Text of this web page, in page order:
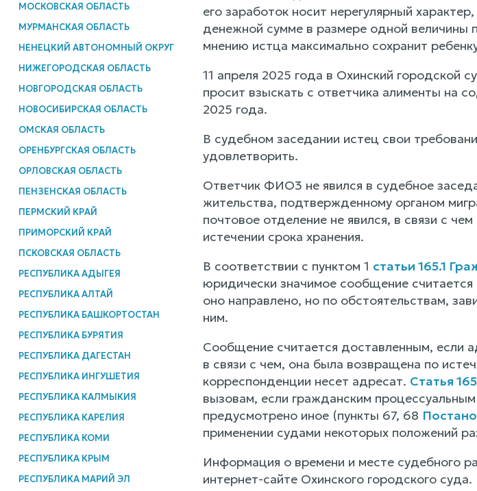
МОСКОВСКАЯ ОБЛАСТЬ
МУРМАНСКАЯ ОБЛАСТЬ
НЕНЕЦКИЙ АВТОНОМНЫЙ ОКРУГ
НИЖЕГОРОДСКАЯ ОБЛАСТЬ
НОВГОРОДСКАЯ ОБЛАСТЬ
НОВОСИБИРСКАЯ ОБЛАСТЬ
ОМСКАЯ ОБЛАСТЬ
ОРЕНБУРГСКАЯ ОБЛАСТЬ
ОРЛОВСКАЯ ОБЛАСТЬ
ПЕНЗЕНСКАЯ ОБЛАСТЬ
ПЕРМСКИЙ КРАЙ
ПРИМОРСКИЙ КРАЙ
ПСКОВСКАЯ ОБЛАСТЬ
РЕСПУБЛИКА АДЫГЕЯ
РЕСПУБЛИКА АЛТАЙ
РЕСПУБЛИКА БАШКОРТОСТАН
РЕСПУБЛИКА БУРЯТИЯ
РЕСПУБЛИКА ДАГЕСТАН
РЕСПУБЛИКА ИНГУШЕТИЯ
РЕСПУБЛИКА КАЛМЫКИЯ
РЕСПУБЛИКА КАРЕЛИЯ
РЕСПУБЛИКА КОМИ
РЕСПУБЛИКА КРЫМ
РЕСПУБЛИКА МАРИЙ ЭЛ
его заработок носит нерегулярный
денежной сумме в размере одной величины
мнению истца максимально сохранит
11 апреля 2025 года в Охинский городской
просит взыскать с ответчика алименты на
2025 года.
В судебном заседании истец свои
удовлетворить.
Ответчик ФИО3 не явился в судебное
жительства, подтвержденному органом
почтовое отделение не явился, в связи с
истечении срока хранения.
В соответствии с пунктом 1 статьи 165.1
юридически значимое сообщение
оно направлено, но по обстоятельствам,
ним.
Сообщение считается доставленным, если
в связи с чем, она была возвращена по
корреспонденции несет адресат. Статья
вызовам, если гражданским
предусмотрено иное (пункты 67, 68
применении судами некоторых положений
Информация о времени и месте судебного
интернет-сайте Охинского городского суда.